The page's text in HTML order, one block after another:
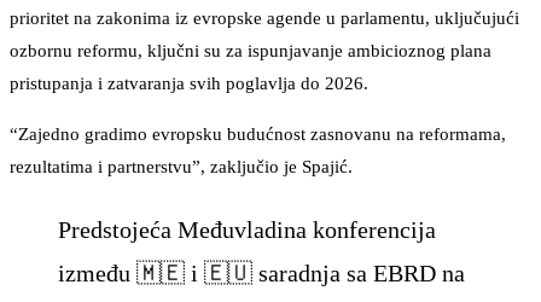
prioritet na zakonima iz evropske agende u parlamentu, uključujući
ozbornu reformu, ključni su za ispunjavanje ambicioznog plana
pristupanja i zatvaranja svih poglavlja do 2026.
“Zajedno gradimo evropsku budućnost zasnovanu na reformama,
rezultatima i partnerstvu”, zaključio je Spajić.
Predstojeća Međuvladina konferencija
između 🇲🇪 i 🇪🇺 saradnja sa EBRD na